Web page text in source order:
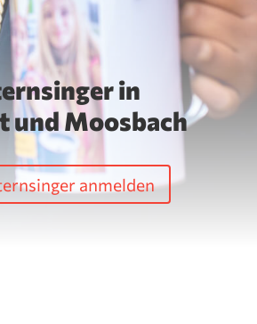
in
und Moosbach
anmelden